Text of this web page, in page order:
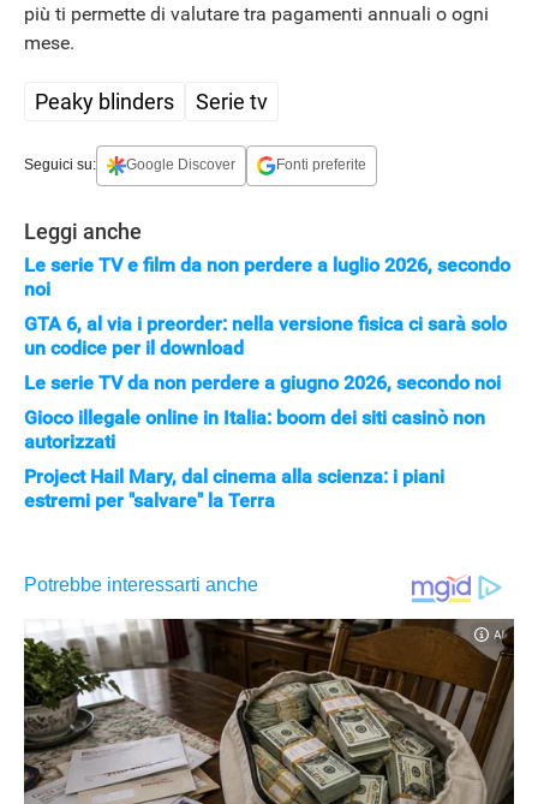
più ti permette di valutare tra pagamenti annuali o ogni
mese.
Peaky blinders Serie tv
Seguici su: Google Discover Fonti preferite
Leggi anche
Le serie TV e film da non perdere a luglio 2026, secondo
noi
GTA 6, al via i preorder: nella versione fisica ci sarà solo
un codice per il download
Le serie TV da non perdere a giugno 2026, secondo noi
Gioco illegale online in Italia: boom dei siti casinò non
autorizzati
Project Hail Mary, dal cinema alla scienza: i piani
estremi per "salvare" la Terra